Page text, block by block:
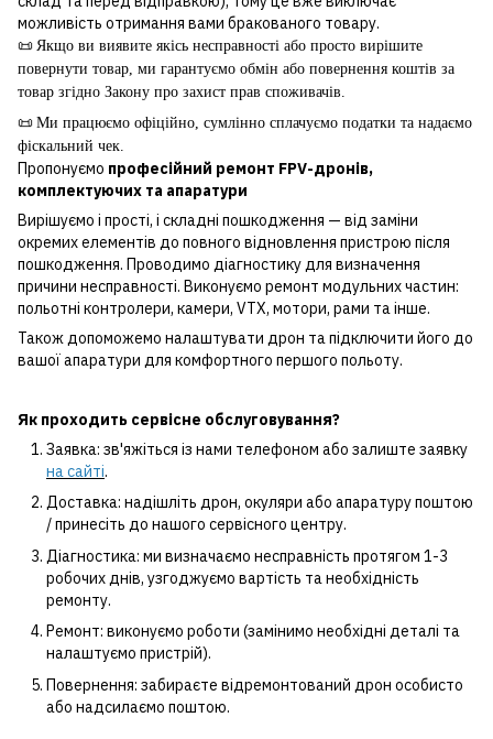
можливість отримання вами бракованого товару.
📜 Якщо ви виявите якісь несправності або просто вирішите
повернути товар, ми гарантуємо обмін або повернення коштів за
товар згідно Закону про захист прав споживачів.
📜 Ми працюємо офіційно, сумлінно сплачуємо податки та надаємо
фіскальний чек.
Пропонуємо професійний ремонт FPV-дронів,
комплектуючих та апаратури
Вирішуємо і прості, і складні пошкодження — від заміни
окремих елементів до повного відновлення пристрою після
пошкодження. Проводимо діагностику для визначення
причини несправності. Виконуємо ремонт модульних частин:
польотні контролери, камери, VTX, мотори, рами та інше.
Також допоможемо налаштувати дрон та підключити його до
вашої апаратури для комфортного першого польоту.
Як проходить сервісне обслуговування?
Заявка: зв'яжіться із нами телефоном або залиште заявку
на сайті.
Доставка: надішліть дрон, окуляри або апаратуру поштою
/ принесіть до нашого сервісного центру.
Діагностика: ми визначаємо несправність протягом 1-3
робочих днів, узгоджуємо вартість та необхідність
ремонту.
Ремонт: виконуємо роботи (замінимо необхідні деталі та
налаштуємо пристрій).
Повернення: забираєте відремонтований дрон особисто
або надсилаємо поштою.